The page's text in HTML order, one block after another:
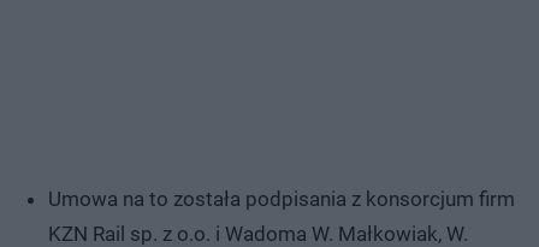
Umowa na to została podpisania z konsorcjum firm
KZN Rail sp. z o.o. i Wadoma W. Małkowiak, W.